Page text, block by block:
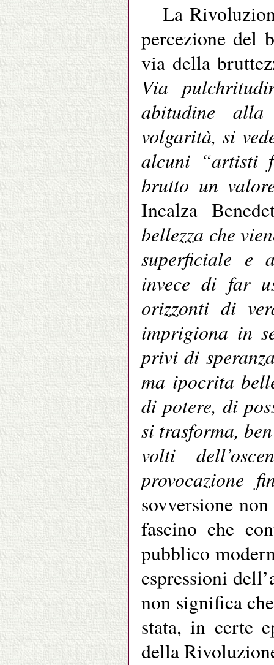
La
percezione del
via della
Via
abitudine
volgarità, si
alcuni “artisti
brutto un
Incalza
bellezza che
superficiale e
invece di far
orizzonti di
imprigiona in
privi di
ma ipocrita
di potere, di
si trasforma,
volti
provocazione
sovversione
fascino che
pubblico
espressioni
non significa
stata, in certe
della